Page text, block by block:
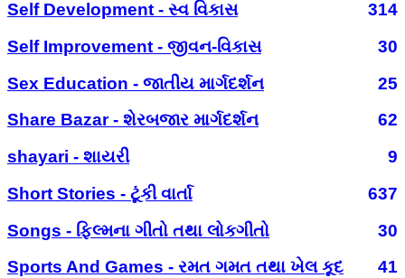
Self Development - સ્વ વિકાસ
314
Self Improvement - જીવન-વિકાસ
30
Sex Education - જાતીય માર્ગદર્શન
25
Share Bazar - શેરબજાર માર્ગદર્શન
62
shayari - શાયરી
9
Short Stories - ટૂંકી વાર્તા
637
Songs - ફિલ્મના ગીતો તથા લોકગીતો
30
Sports And Games - રમત ગમત તથા ખેલ કૂદ
41